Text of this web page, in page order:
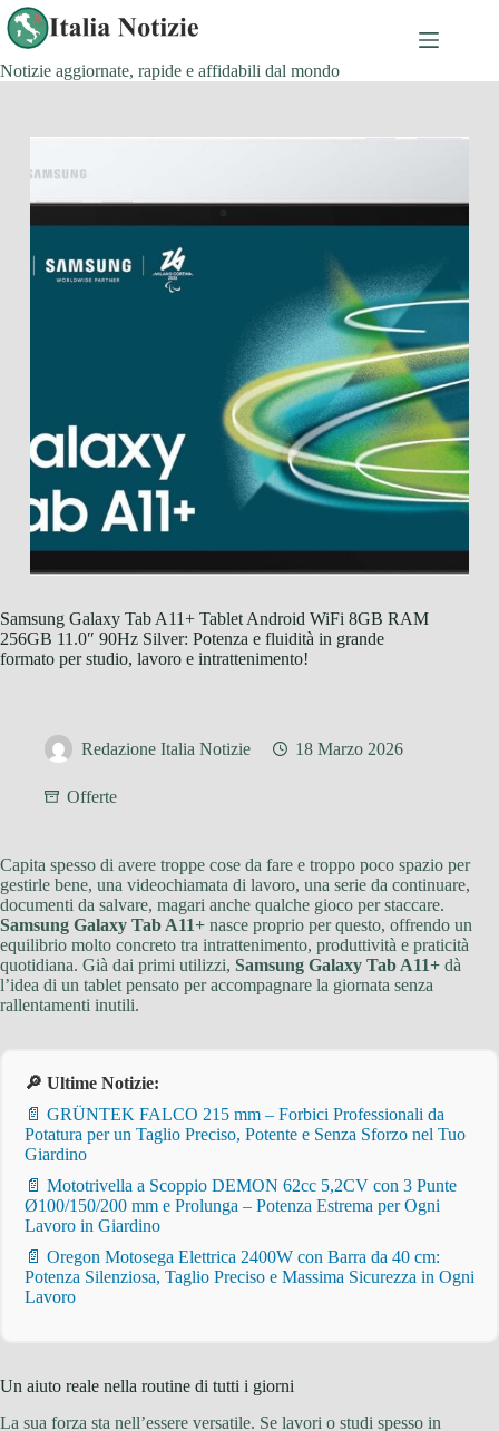
Salta
al
contenuto
Notizie aggiornate, rapide e affidabili dal mondo
Samsung Galaxy Tab A11+ Tablet Android WiFi 8GB RAM
256GB 11.0″ 90Hz Silver: Potenza e fluidità in grande
formato per studio, lavoro e intrattenimento!
Redazione Italia Notizie 18 Marzo 2026
Offerte
Capita spesso di avere troppe cose da fare e troppo poco spazio per
gestirle bene, una videochiamata di lavoro, una serie da continuare,
documenti da salvare, magari anche qualche gioco per staccare.
Samsung Galaxy Tab A11+ nasce proprio per questo, offrendo un
equilibrio molto concreto tra intrattenimento, produttività e praticità
quotidiana. Già dai primi utilizzi, Samsung Galaxy Tab A11+ dà
l’idea di un tablet pensato per accompagnare la giornata senza
rallentamenti inutili.
🔎 Ultime Notizie:
📄 GRÜNTEK FALCO 215 mm – Forbici Professionali da
Potatura per un Taglio Preciso, Potente e Senza Sforzo nel Tuo
Giardino
📄 Mototrivella a Scoppio DEMON 62cc 5,2CV con 3 Punte
Ø100/150/200 mm e Prolunga – Potenza Estrema per Ogni
Lavoro in Giardino
📄 Oregon Motosega Elettrica 2400W con Barra da 40 cm:
Potenza Silenziosa, Taglio Preciso e Massima Sicurezza in Ogni
Lavoro
Un aiuto reale nella routine di tutti i giorni
La sua forza sta nell’essere versatile. Se lavori o studi spesso in